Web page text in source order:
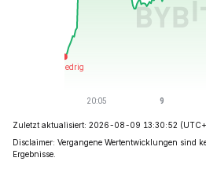
Zuletzt aktualisiert: 2026-08-09 13:30:52
Disclaimer: Vergangene Wertentwicklungen sind
Ergebnisse.